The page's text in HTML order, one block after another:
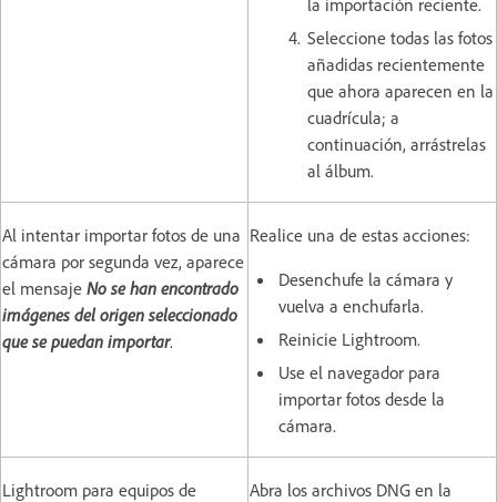
Seleccione todas las fotos
añadidas recientemente
que ahora aparecen en la
cuadrícula; a
continuación, arrástrelas
al álbum.
Al intentar importar fotos de una
cámara por segunda vez, aparece
el mensaje No se han encontrado
imágenes del origen seleccionado
que se puedan importar.
Realice una de estas acciones:
Desenchufe la cámara y
vuelva a enchufarla.
Reinicie Lightroom.
Use el navegador para
importar fotos desde la
cámara.
Lightroom para equipos de
Abra los archivos DNG en la